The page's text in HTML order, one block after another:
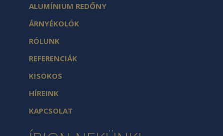
ALUMÍNIUM REDŐNY
ÁRNYÉKOLÓK
RÓLUNK
REFERENCIÁK
KISOKOS
HÍREINK
KAPCSOLAT